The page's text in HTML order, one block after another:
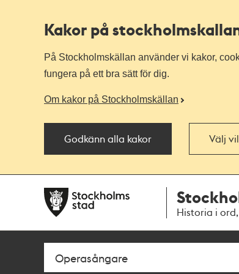
Kakor på
På Stockholmskällan använder vi kakor,
fungera på ett bra sätt för dig.
Om kakor på Stockholmskällan
Godkänn alla kakor Välj
navigationen
huvudinnehållet
Historia i
Sök